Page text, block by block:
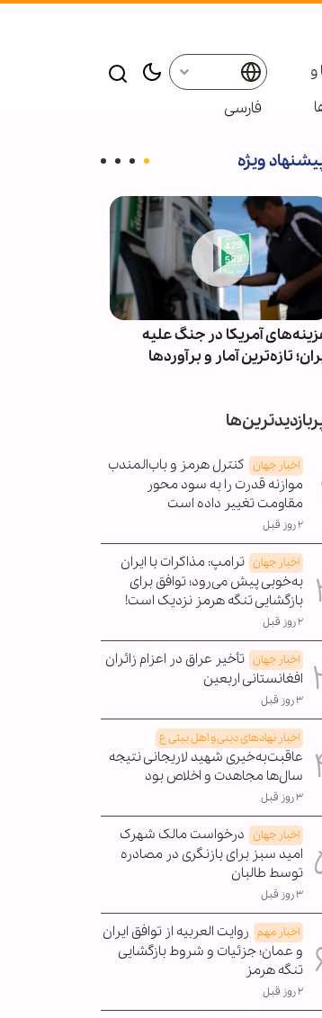
فارسی
ویژه
آمریکا در جنگ علیه
تازه‌ترین آمار و برآوردها
اخبار جهان کنترل هرمز و باب‌المندب
موازنه قدرت را به سود محور
مقاومت تغییر داده است
۲ روز قبل
اخبار جهان ترامپ: مذاکرات با ایران
به‌خوبی پیش می‌رود؛ توافق برای
بازگشایی تنگه هرمز نزدیک است!
۲ روز قبل
اخبار جهان تأخیر عراق در اعزام زائران
افغانستانی اربعین
۳ روز قبل
اخبار نهادهای دینی و اهل بیتی ع
عاقبت‌به‌خیری شهید لاریجانی نتیجه
سال‌ها مجاهدت و اخلاص بود
۳ روز قبل
اخبار جهان درخواست مالک شهرک
امید سبز برای بازنگری در مصادره
توسط طالبان
۳ روز قبل
اخبار مهم روایت العربیه از توافق ایران
و عمان؛ جزئیات و شروط بازگشایی
تنگه هرمز
۲ روز قبل